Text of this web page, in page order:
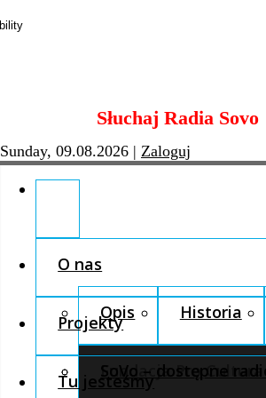
content
Słuchaj Radia Sovo
Sunday, 09.08.2026 | Zaloguj
O nas
Opis Historia
Fundacja Pro Cultura
Projekty
SoVo – dostępne
Tu jesteśmy